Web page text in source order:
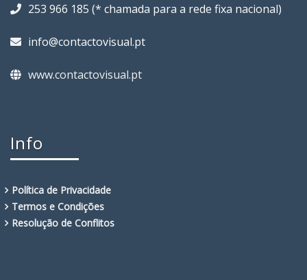
253 966 185 (* chamada para a rede fixa nacional)
info@contactovisual.pt
www.contactovisual.pt
Info
Política de Privacidade
Termos e Condições
Resolução de Conflitos